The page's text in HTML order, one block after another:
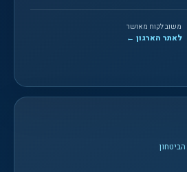
משוב לקוח מאושר
לאתר הארגון ←